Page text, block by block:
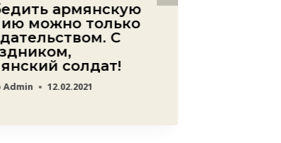
армянскую
можно только
С
солдат!
Admin 12.02.2021